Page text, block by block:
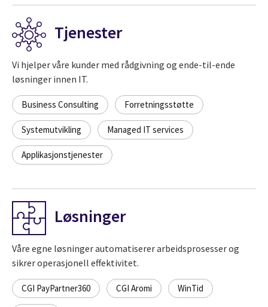
Tjenester
Vi hjelper våre kunder med rådgivning og ende-til-ende
løsninger innen IT.
Business Consulting Forretningsstøtte
Systemutvikling Managed IT services
Applikasjonstjenester
Løsninger
Våre egne løsninger automatiserer arbeidsprosesser og
sikrer operasjonell effektivitet.
CGI PayPartner360 CGI Aromi WinTid